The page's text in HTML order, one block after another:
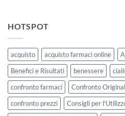
HOTSPOT
acquisto acquisto farmaci online
Benefici e Risultati
benessere
confronto farmaci
Confronto
confronto prezzi
Consigli per